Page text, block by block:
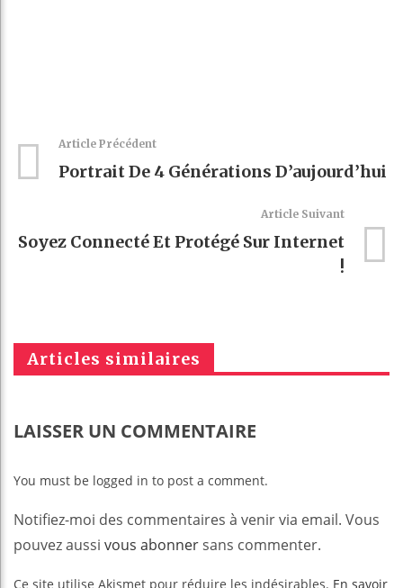
Article Précédent
Portrait De 4 Générations D’aujourd’hui
Article Suivant
Soyez Connecté Et Protégé Sur Internet
!
Articles similaires
LAISSER UN COMMENTAIRE
You must be logged in to post a comment.
Notifiez-moi des commentaires à venir via email. Vous
pouvez aussi vous abonnersans commenter.
Ce site utilise Akismet pour réduire les indésirables. En savoir